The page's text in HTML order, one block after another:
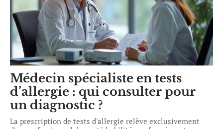
Médecin spécialiste en tests
d’allergie : qui consulter pour
un diagnostic ?
La prescription de tests d'allergie relève exclusivement